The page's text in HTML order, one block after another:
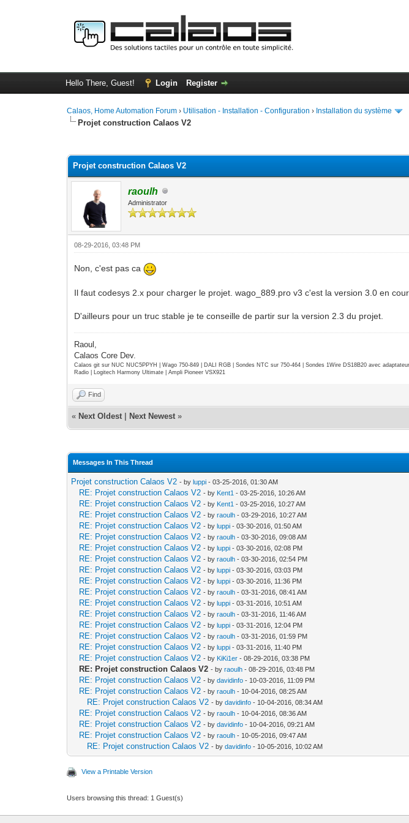
Hello There, Guest! Login Register
Calaos, Home Automation Forum › Utilisation - Installation - Configuration › Installation du système
Projet construction Calaos V2
Projet construction Calaos V2
raoulh
Administrator
08-29-2016, 03:48 PM
Non, c'est pas ca
Il faut codesys 2.x pour charger le projet. wago_889.pro v3 c'est la version 3.0 en
D'ailleurs pour un truc stable je te conseille de partir sur la version 2.3 du projet.
Raoul,
Calaos Core Dev.
Calaos git sur NUC NUC5PPYH | Wago 750-849 | DALI RGB | Sondes NTC sur 750-464 | Sondes 1Wire DS18B20 avec
Radio | Logitech Harmony Ultimate | Ampli Pioneer VSX921
Find
« Next Oldest Next Newest »
Messages In This Thread
Projet construction Calaos V2 - byluppi - 03-25-2016, 01:30 AM
RE: Projet construction Calaos V2 - by Kent1 - 03-25-2016, 10:26 AM
RE: Projet construction Calaos V2 - by Kent1 - 03-25-2016, 10:27 AM
RE: Projet construction Calaos V2 - byraoulh - 03-29-2016, 10:27 AM
RE: Projet construction Calaos V2 - byluppi - 03-30-2016, 01:50 AM
RE: Projet construction Calaos V2 - byraoulh - 03-30-2016, 09:08 AM
RE: Projet construction Calaos V2 - byluppi - 03-30-2016, 02:08 PM
RE: Projet construction Calaos V2 - byraoulh - 03-30-2016, 02:54 PM
RE: Projet construction Calaos V2 - byluppi - 03-30-2016, 03:03 PM
RE: Projet construction Calaos V2 - byluppi - 03-30-2016, 11:36 PM
RE: Projet construction Calaos V2 - byraoulh - 03-31-2016, 08:41 AM
RE: Projet construction Calaos V2 - byluppi - 03-31-2016, 10:51 AM
RE: Projet construction Calaos V2 - byraoulh - 03-31-2016, 11:46 AM
RE: Projet construction Calaos V2 - byluppi - 03-31-2016, 12:04 PM
RE: Projet construction Calaos V2 - byraoulh - 03-31-2016, 01:59 PM
RE: Projet construction Calaos V2 - byluppi - 03-31-2016, 11:40 PM
RE: Projet construction Calaos V2 - by KiKi1er - 08-29-2016, 03:38 PM
RE: Projet construction Calaos V2 - byraoulh - 08-29-2016, 03:48 PM
RE: Projet construction Calaos V2 - bydavidinfo - 10-03-2016, 11:09 PM
RE: Projet construction Calaos V2 - byraoulh - 10-04-2016, 08:25 AM
RE: Projet construction Calaos V2 - bydavidinfo - 10-04-2016, 08:34 AM
RE: Projet construction Calaos V2 - byraoulh - 10-04-2016, 08:36 AM
RE: Projet construction Calaos V2 - bydavidinfo - 10-04-2016, 09:21 AM
RE: Projet construction Calaos V2 - byraoulh - 10-05-2016, 09:47 AM
RE: Projet construction Calaos V2 - bydavidinfo - 10-05-2016, 10:02 AM
View a Printable Version
Users browsing this thread: 1 Guest(s)